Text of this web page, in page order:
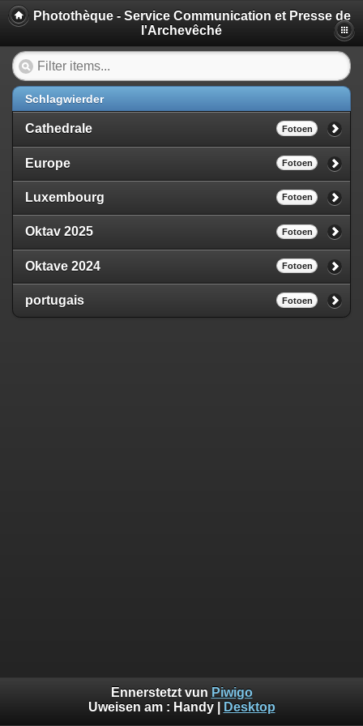
Photothèque - Service Communication et Presse de
l'Archevêché
Schlagwierder
Cathedrale Fotoen
Europe Fotoen
Luxembourg Fotoen
Oktav 2025 Fotoen
Oktave 2024 Fotoen
portugais Fotoen
Ennerstetzt vun Piwigo
Uweisen am : Handy| Desktop